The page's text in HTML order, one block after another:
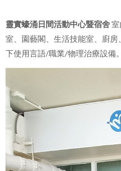
靈實蠔涌日間活動中心暨宿舍室
室、園藝閣、生活技能室、廚
下使用言語/職業/物理治療設備。